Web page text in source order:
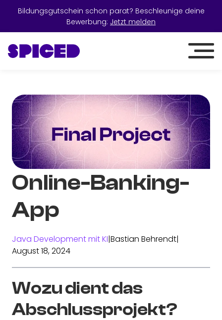
Bildungsgutschein schon parat? Beschleunige deine
Bewerbung: Jetzt melden
Online-Banking-
App
Java Development mit KI|Bastian Behrendt|
August 18, 2024
Wozu dient das
Abschlussprojekt?